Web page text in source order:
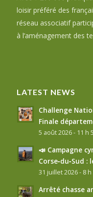
loisir préféré des
réseau associatif
à l’aménagement des
LATEST NEWS
Challenge
Finale
5 août 2026 - 11 h
📣 Campagne
Corse‑du‑Sud
31 juillet 2026 - 8 h
Arrêté chasse